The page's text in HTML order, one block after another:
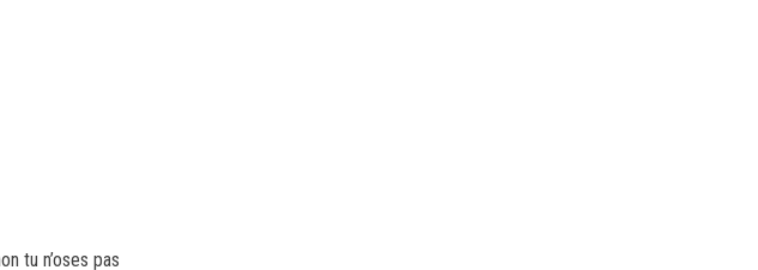
tu n’oses pas